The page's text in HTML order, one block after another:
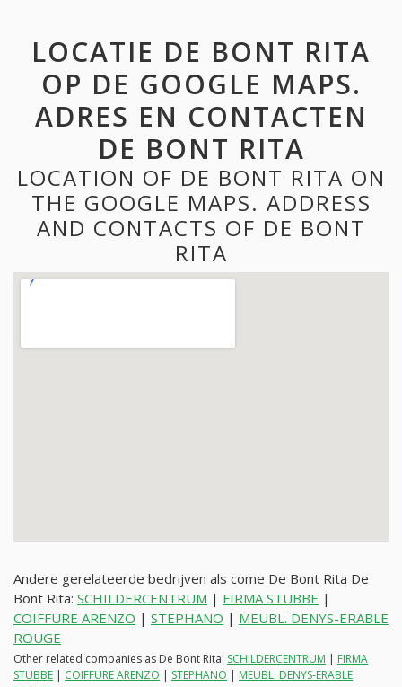
LOCATIE DE BONT RITA
OP DE GOOGLE MAPS.
ADRES EN CONTACTEN
DE BONT RITA
LOCATION OF DE BONT RITA ON
THE GOOGLE MAPS. ADDRESS
AND CONTACTS OF DE BONT
RITA
Andere gerelateerde bedrijven als come De Bont Rita De
Bont Rita: SCHILDERCENTRUM | FIRMA STUBBE |
COIFFURE ARENZO | STEPHANO | MEUBL. DENYS-ERABLE
ROUGE
Other related companies as De Bont Rita: SCHILDERCENTRUM | FIRMA
STUBBE | COIFFURE ARENZO | STEPHANO | MEUBL. DENYS-ERABLE